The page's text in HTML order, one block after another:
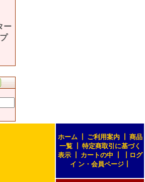
ー
ホーム┃ ご利用案内┃ 商品
一覧┃ 特定商取引に基づく
表示┃ カートの中
ログ
イ ン・会員ページ┃